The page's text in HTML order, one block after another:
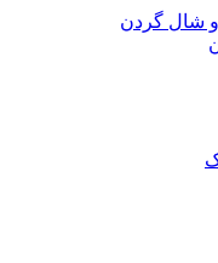
شال گردن